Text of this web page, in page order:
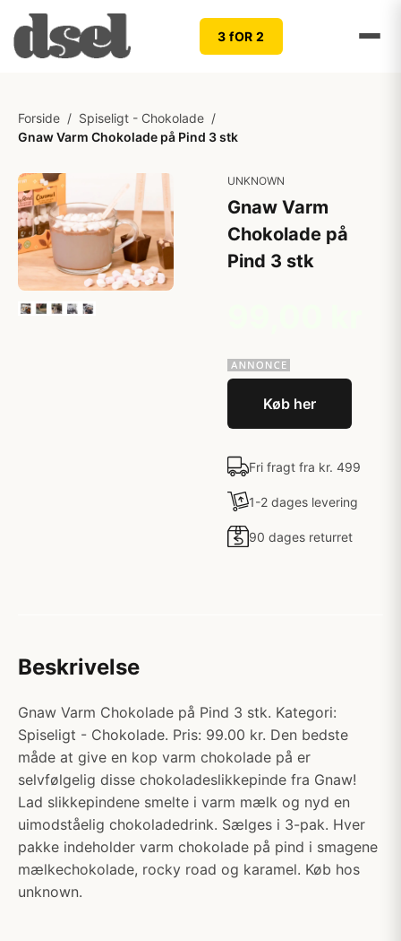
3 fOR 2
Forside / Spiseligt - Chokolade /
Gnaw Varm Chokolade på Pind 3 stk
UNKNOWN
Gnaw Varm
Chokolade på
Pind 3 stk
Køb her
Fri fragt fra kr. 499
1-2 dages levering
90 dages returret
Beskrivelse
Gnaw Varm Chokolade på Pind 3 stk. Kategori:
Spiseligt - Chokolade. Pris: 99.00 kr. Den bedste
måde at give en kop varm chokolade på er
selvfølgelig disse chokoladeslikkepinde fra Gnaw!
Lad slikkepindene smelte i varm mælk og nyd en
uimodståelig chokoladedrink. Sælges i 3-pak. Hver
pakke indeholder varm chokolade på pind i smagene
mælkechokolade, rocky road og karamel. Køb hos
unknown.